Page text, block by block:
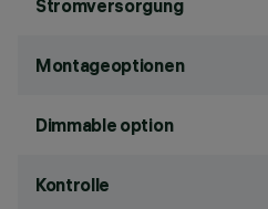
Stromversorgung
Montageoptionen
Dimmable option
Kontrolle